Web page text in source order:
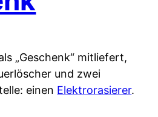
„Geschenk“ mitliefert,
und zwei
einen Elektrorasierer.